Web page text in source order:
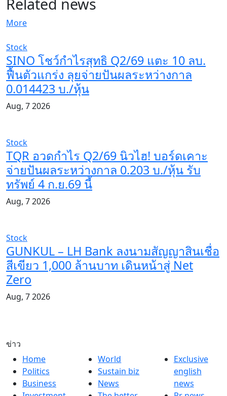
More
Stock
SINO โชว์กำไรสุทธิ Q2/69 แตะ 10 ลบ.
ฟื้นตัวแกร่ง ลุยจ่ายปันผลระหว่างกาล
0.014423 บ./หุ้น
Aug, 7 2026
Stock
TQR อวดกำไร Q2/69 นิวไฮ! บอร์ดเคาะ
จ่ายปันผลระหว่างกาล 0.203 บ./หุ้น รับ
ทรัพย์ 4 ก.ย.69 นี้
Aug, 7 2026
Stock
GUNKUL – LH Bank ลงนามสัญญาสินเชื่อ
สีเขียว 1,000 ล้านบาท เดินหน้าสู่ Net
Zero
Aug, 7 2026
ข่าว
Home
Politics
Business
World
Sustain biz
News
Exclusive
english
news